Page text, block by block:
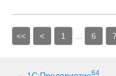
<< < 1 6 7
64